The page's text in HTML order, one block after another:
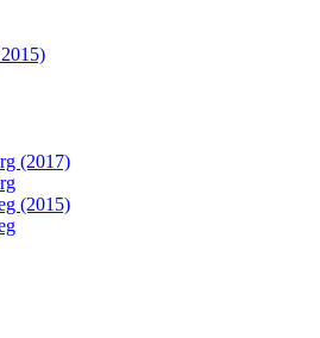
(2017)
(2015)